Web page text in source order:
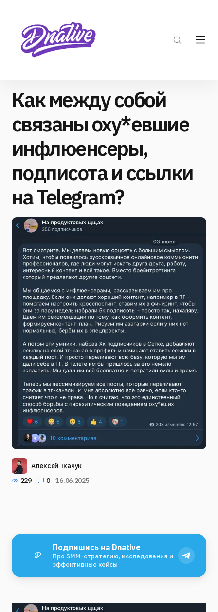
Как между собой
связаны оху*евшие
инфлюенсеры,
подписота и ссылки
на Telegram?
Алексей Ткачук
229
0 16.06.2025
Подпишись на Dnative
Про SMM-стратегию, исследования и
эффективные кейсы